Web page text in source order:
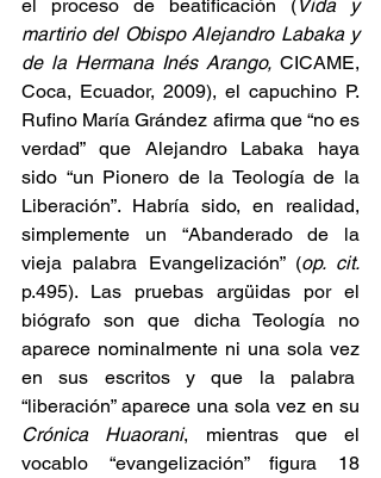
el proceso de beatificación (Vida y
martirio del Obispo Alejandro Labaka y
de la Hermana Inés Arango, CICAME,
Coca, Ecuador, 2009), el capuchino P.
Rufino María Grández afirma que “no es
verdad” que Alejandro Labaka haya
sido “un Pionero de la Teología de la
Liberación”. Habría sido, en realidad,
simplemente un “Abanderado de la
vieja palabra Evangelización” (
p.495). Las pruebas argüidas por el
biógrafo son que dicha Teología no
aparece nominalmente ni una sola vez
en sus escritos y que la palabra
Crónica Huaorani, mientras que el
vocablo “evangelización” figura 18